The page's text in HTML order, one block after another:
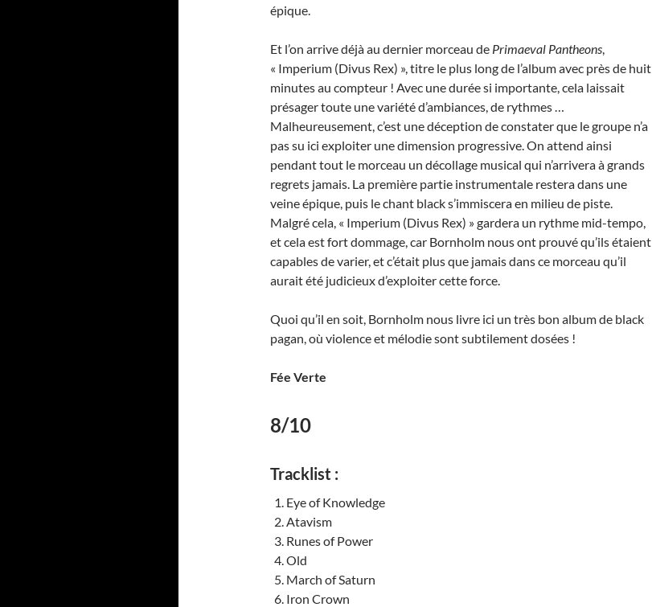
épique.
Et l’on arrive déjà au dernier morceau de Primaeval Pantheons
« Imperium (Divus Rex) », titre le plus long de l’album avec près de huit
minutes au compteur ! Avec une durée si importante, cela laissait
présager toute une variété d’ambiances, de rythmes …
Malheureusement, c’est une déception de constater que le groupe n’a
pas su ici exploiter une dimension progressive. On attend ainsi
pendant tout le morceau un décollage musical qui n’arrivera à grands
regrets jamais. La première partie instrumentale restera dans une
veine épique, puis le chant black s’immiscera en milieu de piste.
Malgré cela, « Imperium (Divus Rex) » gardera un rythme mid-tempo,
et cela est fort dommage, car Bornholm nous ont prouvé qu’ils étaient
capables de varier, et c’était plus que jamais dans ce morceau qu’il
aurait été judicieux d’exploiter cette force.
Quoi qu’il en soit, Bornholm nous livre ici un très bon album de black
pagan, où violence et mélodie sont subtilement dosées !
Fée Verte
8/10
Tracklist :
Eye of Knowledge
Atavism
Runes of Power
Old
March of Saturn
Iron Crown